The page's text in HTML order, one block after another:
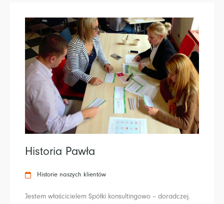
Historia Pawła
Historie naszych klientów
Jestem właścicielem Spółki konsultingowo – doradczej.